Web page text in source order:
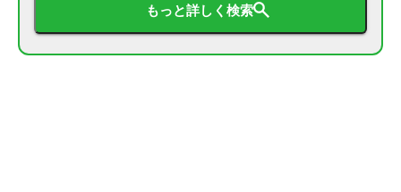
もっと詳しく検索